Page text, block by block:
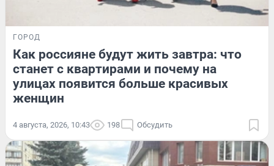
ГОРОД
Как россияне будут жить завтра: что
станет с квартирами и почему на
улицах появится больше красивых
женщин
4 августа, 2026, 10:43 198 Обсудить